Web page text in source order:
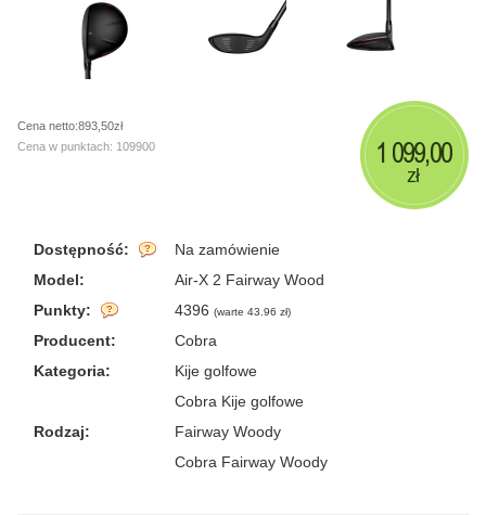
Dostępność:
Na zamówienie
Model:
Air-X 2 Fairway Wood
Punkty:
4396 (warte 43.96 zł)
Producent:
Cobra
Kategoria:
Kije golfowe
Cobra Kije golfowe
Rodzaj:
Fairway Woody
Cobra Fairway Woody
Cena netto:893,50zł
Cena w punktach: 109900
1 099,00
zł